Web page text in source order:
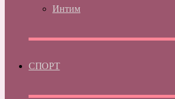
Интим
СПОРТ